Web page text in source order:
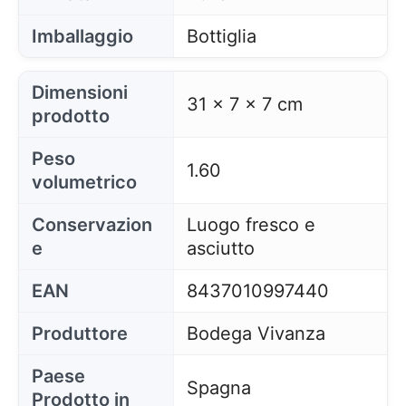
Imballaggio
Bottiglia
Dimensioni
prodotto
31 x 7 x 7 cm
Peso
volumetrico
1.60
Conservazion
e
Luogo fresco e
asciutto
EAN
8437010997440
Produttore
Bodega Vivanza
Paese
Prodotto in
Spagna